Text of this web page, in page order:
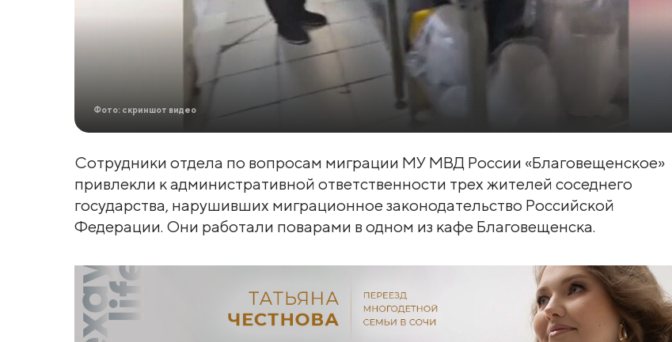
Фото: скриншот видео
Сотрудники отдела по вопросам миграции МУ МВД России «Благовещенское»
привлекли к административной ответственности трех жителей соседнего
государства, нарушивших миграционное законодательство Российской
Федерации. Они работали поварами в одном из кафе Благовещенска.